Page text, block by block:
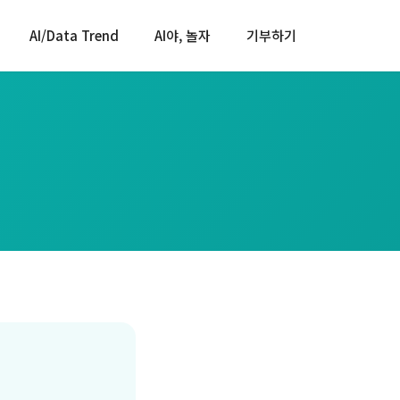
AI/Data Trend AI야, 놀자 기부하기